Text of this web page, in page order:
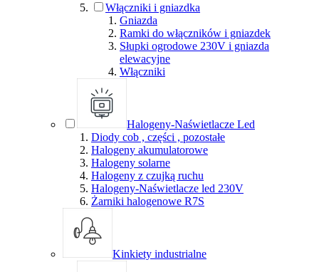
Włączniki i gniazdka
Gniazda
Ramki do włączników i gniazdek
Słupki ogrodowe 230V i gniazda
elewacyjne
Włączniki
Halogeny-Naświetlacze Led
Diody cob , części , pozostałe
Halogeny akumulatorowe
Halogeny solarne
Halogeny z czujką ruchu
Halogeny-Naświetlacze led 230V
Żarniki halogenowe R7S
Kinkiety industrialne